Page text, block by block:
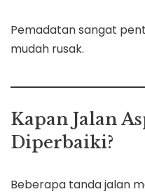
Pemadatan sangat
mudah rusak.
Kapan Jalan
Diperbaiki?
Beberapa tanda jalan